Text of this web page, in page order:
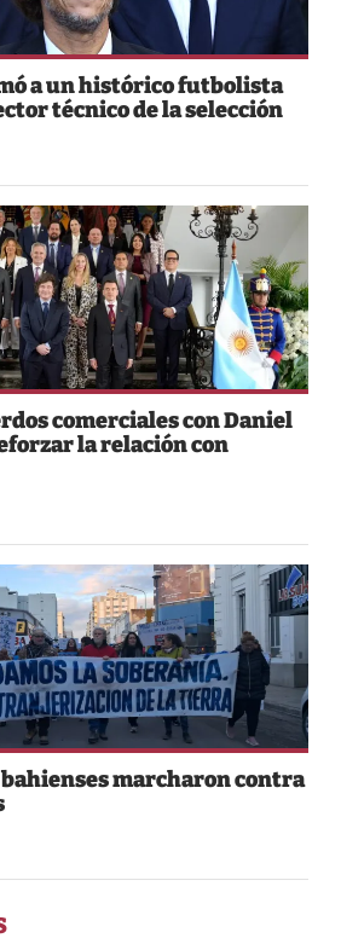
a un histórico futbolista
técnico de la selección
comerciales con Daniel
la relación con
marcharon contra